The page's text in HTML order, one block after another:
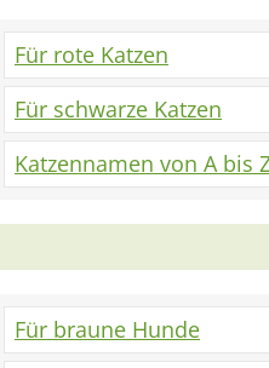
Für rote Katzen
Für schwarze Katzen
Katzennamen von A bis
Für braune Hunde